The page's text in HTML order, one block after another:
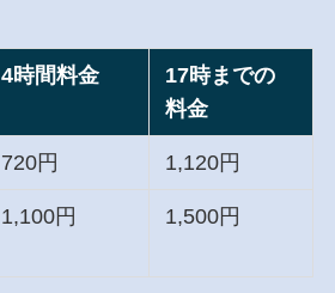
4時間料金
17時までの
料金
720円 1,120円
1,100円 1,500円